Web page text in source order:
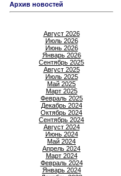
Архив новостей
Август 2026
Июль 2026
Июнь 2026
Январь 2026
Сентябрь 2025
Август 2025
Июль 2025
Май 2025
Март 2025
Февраль 2025
Декабрь 2024
Октябрь 2024
Сентябрь 2024
Август 2024
Июнь 2024
Май 2024
Апрель 2024
Март 2024
Февраль 2024
Январь 2024